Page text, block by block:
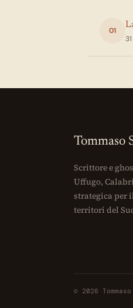
01
Tommaso
Scrittore e
Uffugo,
strategica per
territori del
© 2026